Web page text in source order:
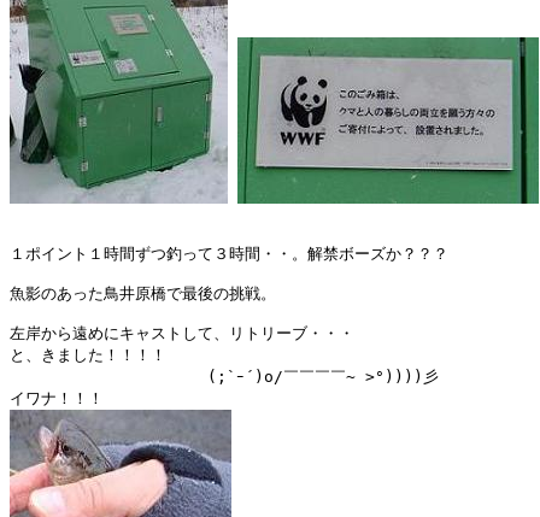
１ポイント１時間ずつ釣って３時間・・。解禁ボーズか？？？
魚影のあった鳥井原橋で最後の挑戦。
左岸から遠めにキャストして、リトリーブ・・・
と、きました！！！！
(;`ｰ´)o/￣￣￣￣~ >°))))彡